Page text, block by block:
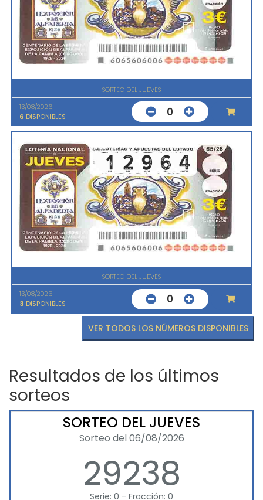
SORTEO DEL JUEVES
13/08/2026
6 DISPONIBLES 0
SORTEO DEL JUEVES
13/08/2026
3 DISPONIBLES 0
VER TODOS LOS NÚMEROS DISPONIBLES
Resultados de los últimos
sorteos
SORTEO DEL JUEVES
Sorteo del 06/08/2026
29238
Serie: 0 - Fracción: 0